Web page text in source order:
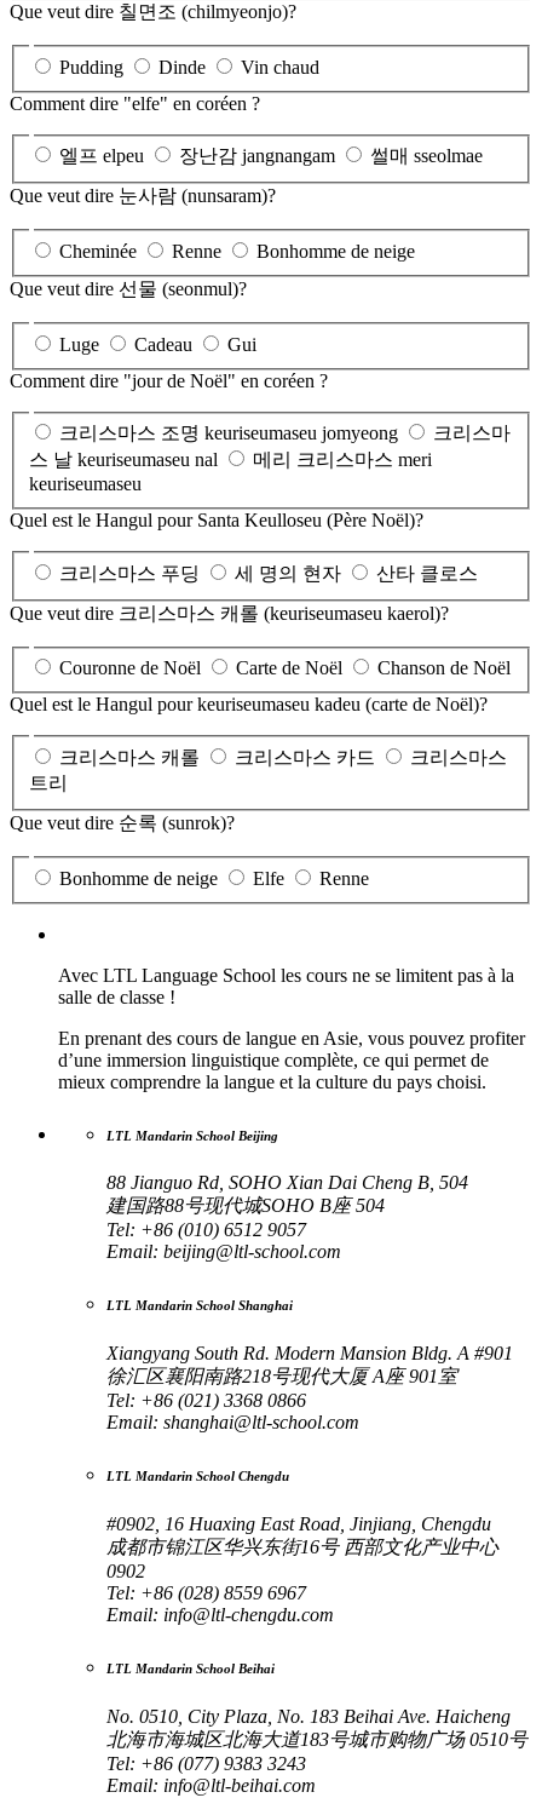
Que veut dire 칠면조 (chilmyeonjo)?
Pudding Dinde
Vin chaud
Comment dire "elfe" en coréen ?
엘프 elpeu 장난감 jangnangam
썰매 sseolmae
Que veut dire 눈사람 (nunsaram)?
Cheminée Renne
Bonhomme de neige
Que veut dire 선물 (seonmul)?
Luge Cadeau
Gui
Comment dire "jour de Noël" en coréen ?
크리스마스 조명 keuriseumaseu jomyeong
크리스마
스 날 keuriseumaseu nal
메리 크리스마스 meri
keuriseumaseu
Quel est le Hangul pour Santa Keulloseu (Père Noël)?
크리스마스 푸딩 세 명의 현자
산타 클로스
Que veut dire 크리스마스 캐롤 (keuriseumaseu kaerol)?
Couronne de Noël Carte de Noël
Chanson de Noël
Quel est le Hangul pour keuriseumaseu kadeu (carte de Noël)?
크리스마스 캐롤 크리스마스 카드
크리스마스
트리
Que veut dire 순록 (sunrok)?
Bonhomme de neige Elfe Renne
Avec LTL Language School les cours ne se limitent pas à la
salle de classe !
En prenant des cours de langue en Asie, vous pouvez profiter
d’une immersion linguistique complète, ce qui permet de
mieux comprendre la langue et la culture du pays choisi.
LTL Mandarin School Beijing
88 Jianguo Rd, SOHO Xian Dai Cheng B, 504
建国路88号现代城SOHO B座 504
Tel: +86 (010) 6512 9057
Email: beijing@ltl-school.com
LTL Mandarin School Shanghai
Xiangyang South Rd. Modern Mansion Bldg. A #901
徐汇区襄阳南路218号现代大厦 A座 901室
Tel: +86 (021) 3368 0866
Email: shanghai@ltl-school.com
LTL Mandarin School Chengdu
#0902, 16 Huaxing East Road, Jinjiang, Chengdu
成都市锦江区华兴东街16号 西部文化产业中心
0902
Tel: +86 (028) 8559 6967
Email: info@ltl-chengdu.com
LTL Mandarin School Beihai
No. 0510, City Plaza, No. 183 Beihai Ave. Haicheng
北海市海城区北海大道183号城市购物广场 0510号
Tel: +86 (077) 9383 3243
Email: info@ltl-beihai.com